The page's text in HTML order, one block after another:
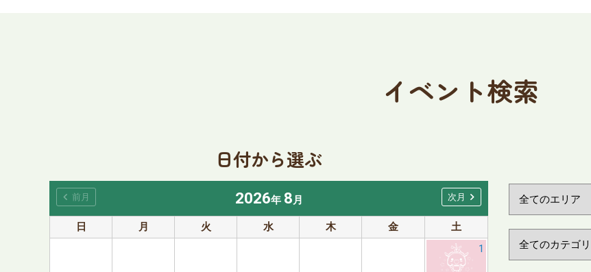
イベント検索
日付から選ぶ
2026年 8月
日
月 火 水 木 金
土
1
日
月
chevron_left 前月 次月 chevron_right